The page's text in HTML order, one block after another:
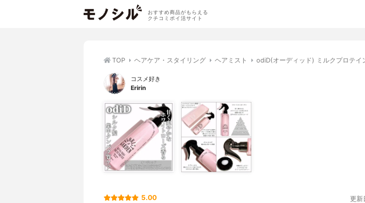
おすすめ商品がもらえる
クチコミポイ活サイト
TOP ヘアケア・スタイリング ヘアミスト odiD(オーディッド) ミルクプロテイ
コスメ好き
Eririn
5.00 更新